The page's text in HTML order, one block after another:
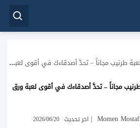
لعبة طرنيب مجاناً – تحدَّ أصدقاءك في أقوى لعبة ورق عربية
مجاناً – تحدَّ أصدقاءك في أقوى لعبة ورق
Momen
| اخر تحديث 2026/06/20